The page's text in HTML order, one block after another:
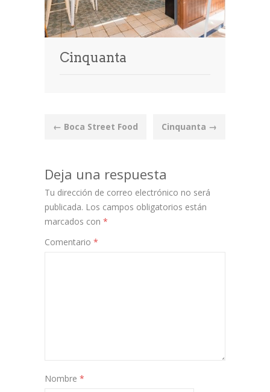
Cinquanta
Post
← Boca Street Food Cinquanta →
Deja una respuesta
Tu dirección de correo electrónico no será
publicada. Los campos obligatorios están
marcados con *
Comentario *
Nombre *